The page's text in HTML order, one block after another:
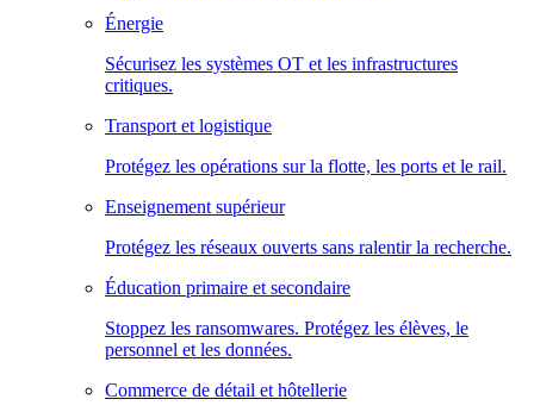
Énergie
Sécurisez les systèmes OT et les infrastructures
critiques.
Transport et logistique
Protégez les opérations sur la flotte, les ports et le rail.
Enseignement supérieur
Protégez les réseaux ouverts sans ralentir la recherche.
Éducation primaire et secondaire
Stoppez les ransomwares. Protégez les élèves, le
personnel et les données.
Commerce de détail et hôtellerie